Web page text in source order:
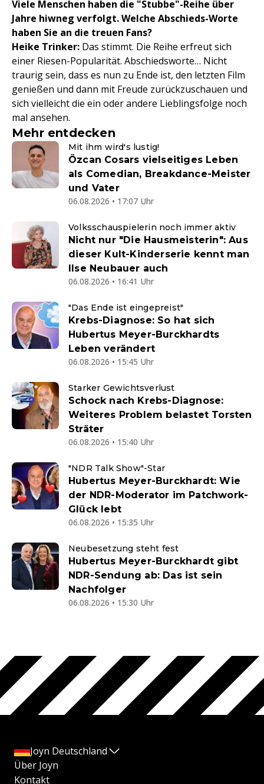
Viele Menschen haben die "Stubbe"-Reihe über
Jahre hiwneg verfolgt. Welche Abschieds-Worte
haben Sie an die treuen Fans?
Heike Trinker: Das stimmt. Die Reihe erfreut sich
einer Riesen-Popularität. Abschiedsworte… Nicht
traurig sein, dass es nun zu Ende ist, den letzten Film
genießen und dann mit Freude zurückzuschauen und
sich vielleicht die ein oder andere Lieblingsfolge noch
mal ansehen.
Mehr entdecken
Mit ihm wird's lustig!
Özcan Cosars vielseitiges Leben
als Comedian, Breakdance-Meister
und Vater
06.08.2026 • 17:07 Uhr
Volksschauspielerin noch immer aktiv
Nicht nur "Die Hausmeisterin": Aus
dieser Kult-Kinderserie kennt man
Ilse Neubauer auch
06.08.2026 • 16:41 Uhr
"Das Ende ist eingepreist"
Krebs-Diagnose: So hat sich
Hubertus Meyer-Burckhardts
Leben verändert
06.08.2026 • 15:45 Uhr
Starker Gewichtsverlust
Schock nach Krebs-Diagnose:
Weiteres Problem belastet Torsten
Sträter
06.08.2026 • 15:40 Uhr
"NDR Talk Show"-Star
Hubertus Meyer-Burckhardt: Wie
der NDR-Moderator im Patchwork-
Glück lebt
06.08.2026 • 15:35 Uhr
Neubesetzung steht fest
Hubertus Meyer-Burckhardt gibt
NDR-Sendung ab: Das ist sein
Nachfolger
06.08.2026 • 15:30 Uhr
Joyn Deutschland
Über Joyn
Kontakt